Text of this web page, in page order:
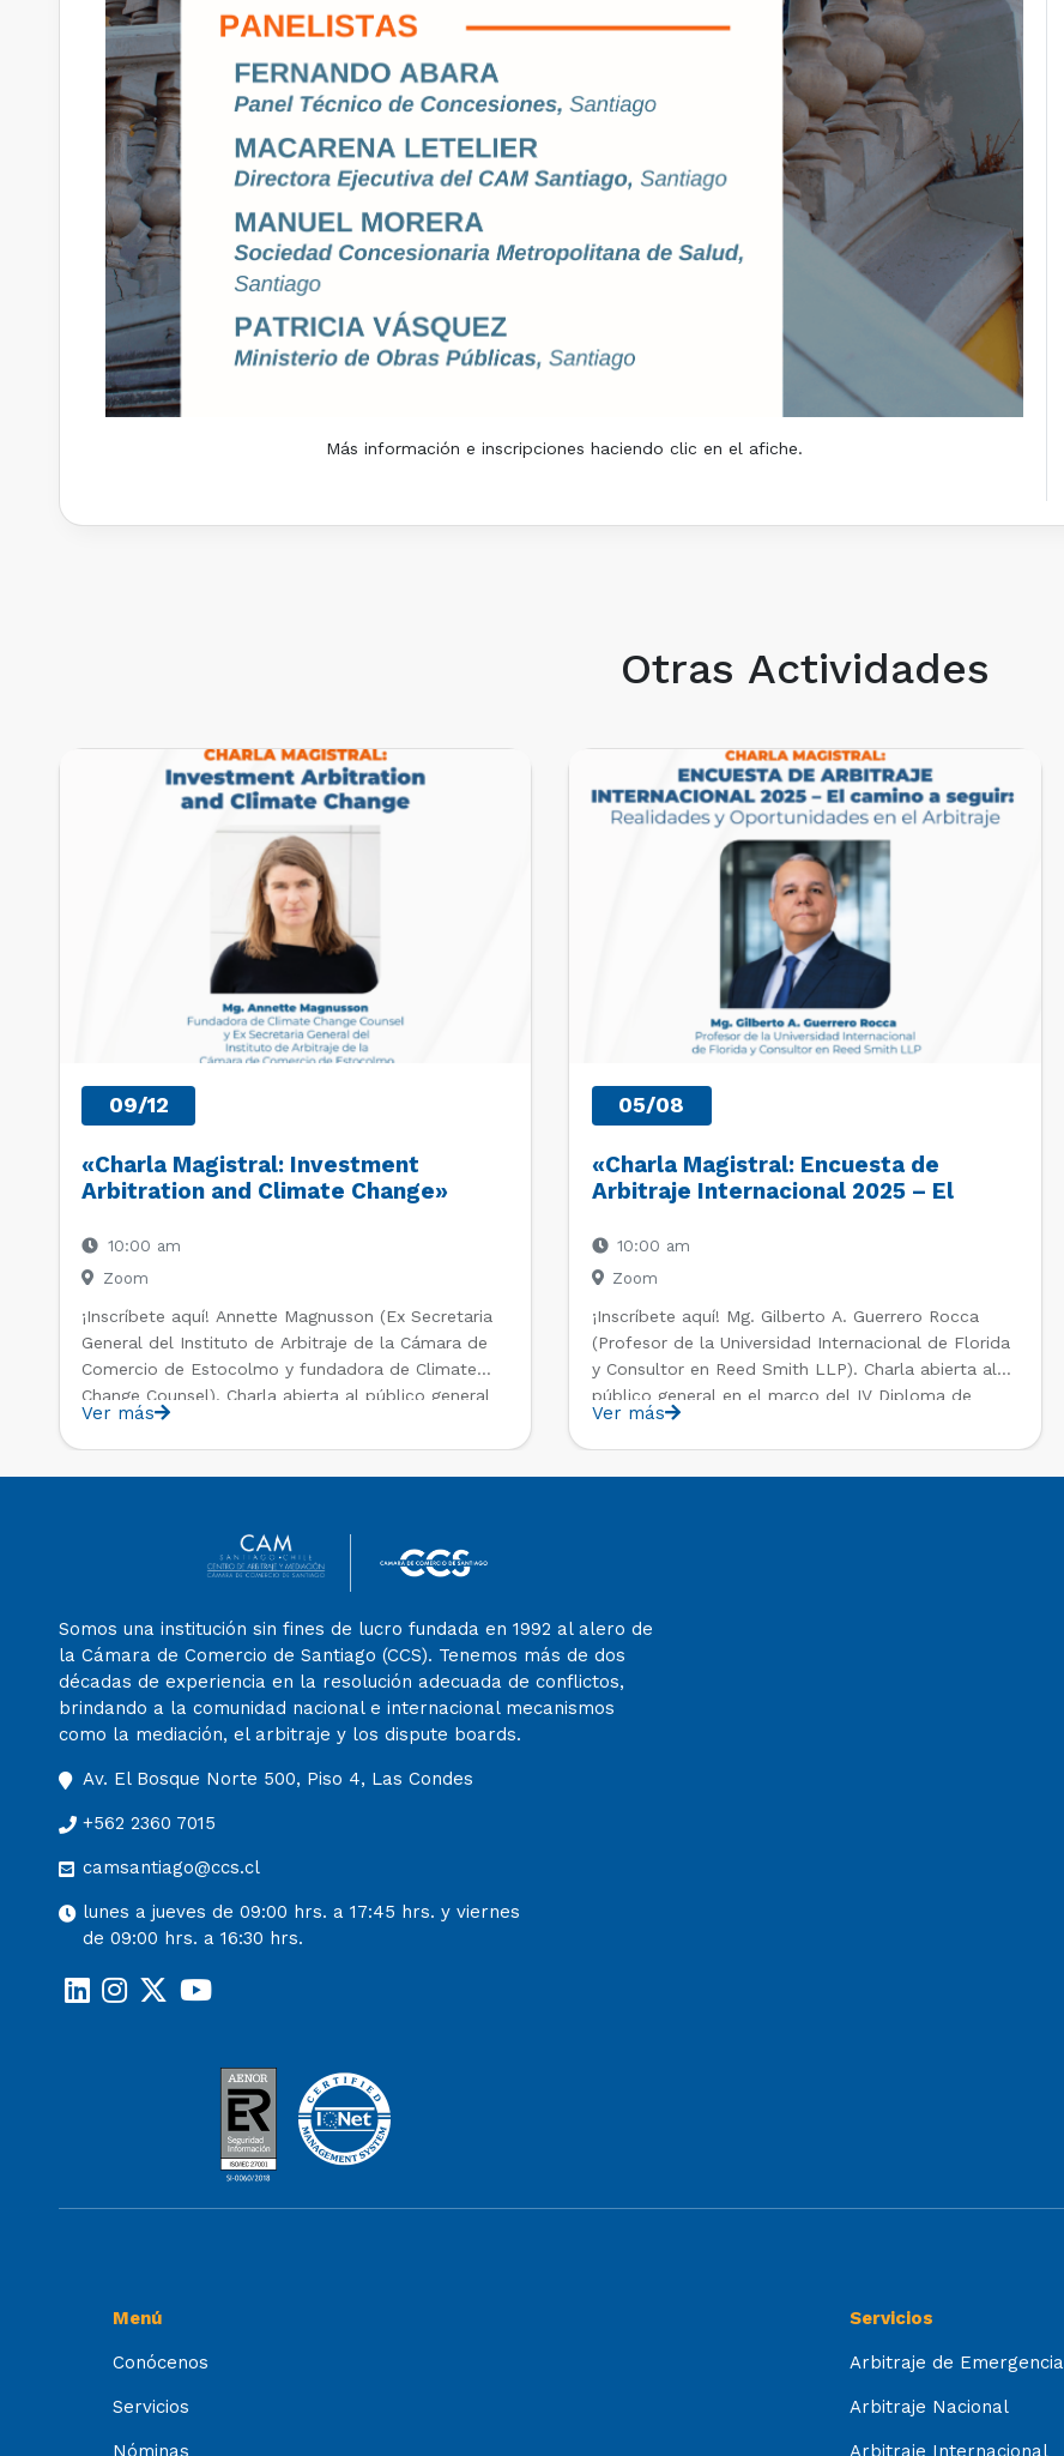
Más información e inscripciones haciendo clic en el afiche.
Otras Actividades
PRÓXIMOS EVENTOS
09/12
«Charla Magistral: Investment
Arbitration and Climate Change»
10:00 am
Zoom
¡Inscríbete aquí! Annette Magnusson (Ex Secretaria
General del Instituto de Arbitraje de la Cámara de
Comercio de Estocolmo y fundadora de Climate
Change Counsel). Charla abierta al público general
en el marco del IV Diploma de Postítulo en Arbitraje
Nacional y Comercial Internacional, organizado por
el Departamento de Derecho Internacional […]
Ver más
EVENTOS REALIZADOS
05/08
«Charla Magistral: Encuesta de
Arbitraje Internacional 2025 – El
Oportunidades en el Arbitraje»
10:00 am
Zoom
¡Inscríbete aquí! Mg. Gilberto A. Guerrero Rocca
(Profesor de la Universidad Internacional de Florida
y Consultor en Reed Smith LLP). Charla abierta al
público general en el marco del IV Diploma de
Postítulo en Arbitraje Nacional y Comercial
Internacional, organizado por el Departamento de
Derecho Internacional de la Universidad de […]
Ver más
Somos una institución sin fines de lucro fundada en 1992 al alero de
la Cámara de Comercio de Santiago (CCS). Tenemos más de dos
décadas de experiencia en la resolución adecuada de conflictos,
brindando a la comunidad nacional e internacional mecanismos
como la mediación, el arbitraje y los dispute boards.
Av. El Bosque Norte 500, Piso 4, Las Condes
+562 2360 7015
camsantiago@ccs.cl
lunes a jueves de 09:00 hrs. a 17:45 hrs. y viernes
de 09:00 hrs. a 16:30 hrs.
Menú
Conócenos
Servicios
Servicios
Arbitraje de Emergencia
Arbitraje Nacional